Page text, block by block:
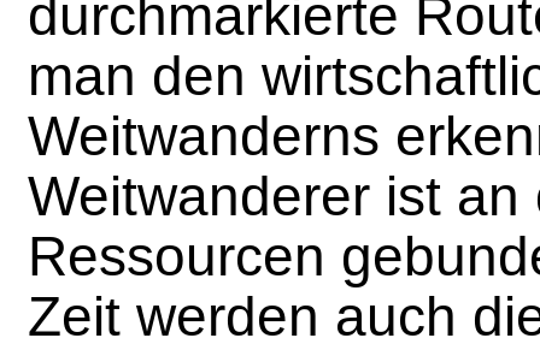
durchmarkierte
man den
Weitwanderns
Weitwanderer ist an
Ressourcen
Zeit werden auch